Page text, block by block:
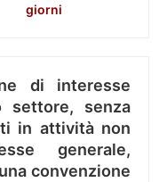
giorni
di interesse
senza
in attività non
generale,
convenzione